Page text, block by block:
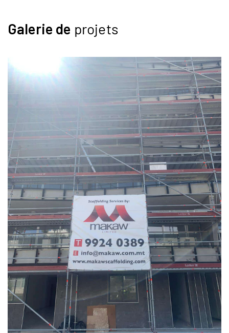
Galerie de projets